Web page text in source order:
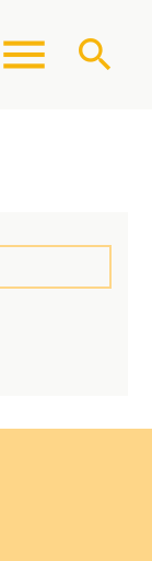
menu search